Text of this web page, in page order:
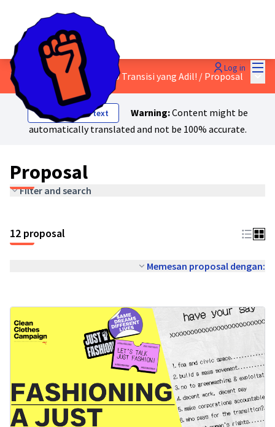
Log in
Diskusikan Draf Manifesto Transisi yang Adil! / Proposal Main
Show original text Warning:Content might be
automatically translated and not be 100% accurate.
Proposal
Filter and search
12 proposal
Memesan proposal dengan: